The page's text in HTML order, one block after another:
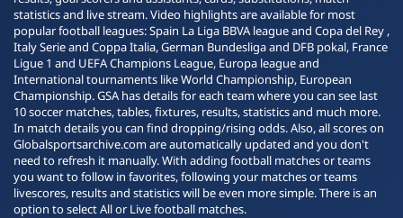
statistics and live stream. Video highlights are available for most
popular football leagues: Spain La Liga BBVA league and Copa del Rey ,
Italy Serie and Coppa Italia, German Bundesliga and DFB pokal, France
Ligue 1 and UEFA Champions League, Europa league and
International tournaments like World Championship, European
Championship. GSA has details for each team where you can see last
10 soccer matches, tables, fixtures, results, statistics and much more.
In match details you can find dropping/rising odds. Also, all scores on
Globalsportsarchive.com are automatically updated and you don't
need to refresh it manually. With adding football matches or teams
you want to follow in favorites, following your matches or teams
livescores, results and statistics will be even more simple. There is an
option to select All or Live football matches.